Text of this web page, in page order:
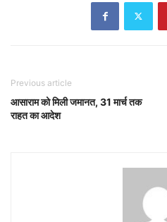
Previous article
आसाराम को मिली जमानत, 31 मार्च तक
राहत का आदेश